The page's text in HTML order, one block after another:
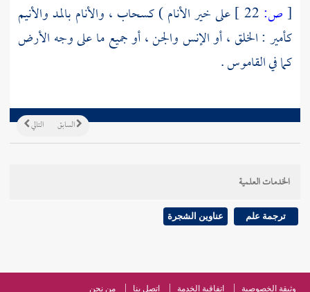
[ص:
على خير الأنام ) كسحاب ، والأنام بالمد والأنيم
كأمير : الخلق ، أو الإنس والجن ، أو جميع ما على وجه الأرض
كما في القاموس .
التالي السابق
الخدمات العلمية
ترجمة علم عناوين الشجرة
وثيقة الخصوصية اتفاقية الخدمة اتصل بنا من نحن